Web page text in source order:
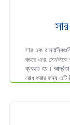
সার এবং
করতে এবং সেগুলিকে
ব্যবহৃত হয়। আর্দ্রতা
রোধ করার জন্য এটি